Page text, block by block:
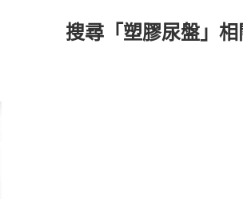
搜尋「塑膠尿盤」